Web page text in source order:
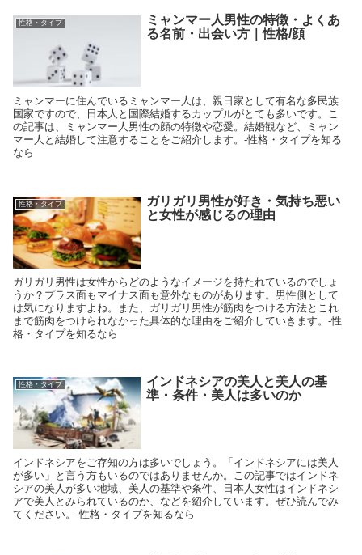
性格・タイプ
ミャンマー人男性の特徴・よくあ
る名前・出会い方｜性格/顔
ミャンマーに住んでいるミャンマー人は、親日家として有名な多民族
国家ですので、日本人と国際結婚するカップルがとても多いです。こ
の記事は、ミャンマー人男性の顔の特徴や恋愛。結婚観など、ミャン
マー人と結婚して注意することをご紹介します。-性格・タイプを知る
なら
性格・タイプ
ガリガリ男性が好き・気持ち悪い
と女性が感じるの理由
ガリガリ男性は女性からどのようなイメージを持たれているのでしょ
うか？プラス面もマイナス面も意外なものがあります。男性側として
は気になりますよね。また、ガリガリ男性が筋肉をつける方法とこれ
まで筋肉をつけられなかった具体的な理由をご紹介していきます。-性
格・タイプを知るなら
性格・タイプ
インドネシアの美人と美人の基
準・条件・美人は多いのか
インドネシアをご存知の方は多いでしょう。「インドネシアには美人
が多い」と言う方もいるのではありませんか。この記事ではインドネ
シアの美人が多い地域、美人の基準や条件、日本人女性はインドネシ
アで美人とみられているのか、などを紹介しています。ぜひ読んでみ
てください。-性格・タイプを知るなら